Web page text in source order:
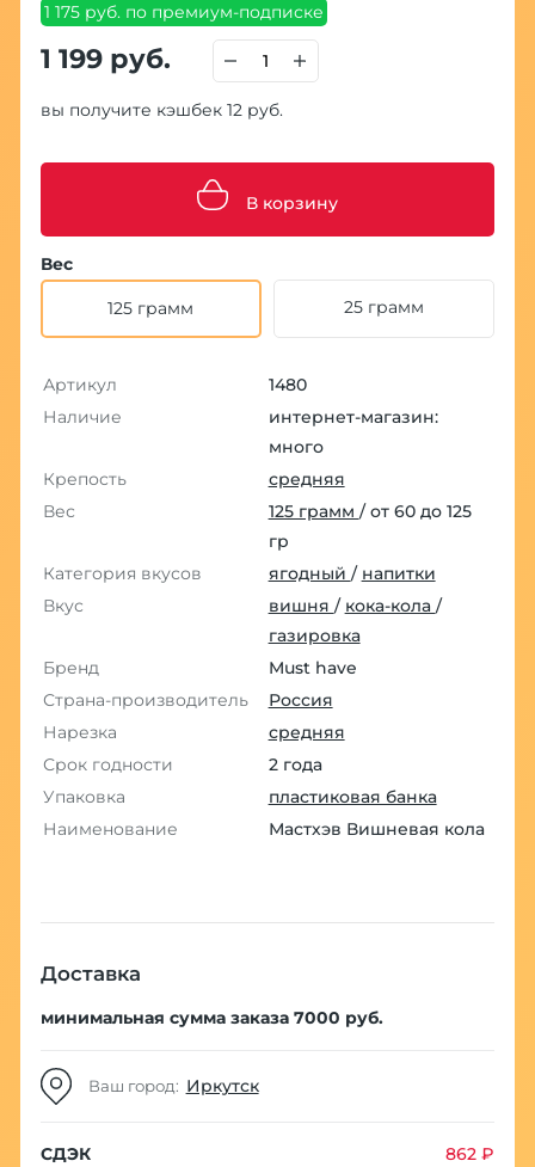
1 175 руб. по премиум-подписке
1 199 руб.
вы получите кэшбек 12 руб.
В корзину
Вес
125 грамм 25 грамм
Артикул
1480
Наличие
интернет-магазин:
много
Крепость
средняя
Вес
125 грамм / от 60 до 125
гр
Категория вкусов
ягодный / напитки
Вкус
вишня / кока-кола /
газировка
Бренд
Must have
Страна-производитель
Россия
Нарезка
средняя
Срок годности
2 года
Упаковка
пластиковая банка
Наименование
Мастхэв Вишневая кола
Доставка
минимальная сумма заказа 7000 руб.
Ваш город: Иркутск
СДЭК
862 ₽